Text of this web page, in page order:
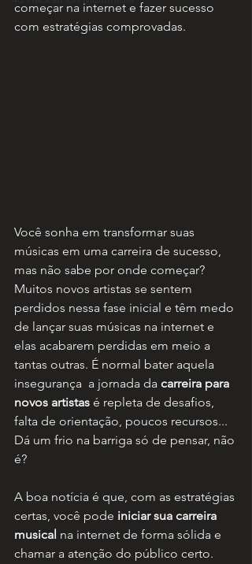
começar na internet e fazer sucesso
com estratégias comprovadas.
Você sonha em transformar suas
músicas em uma carreira de sucesso,
mas não sabe por onde começar?
Muitos novos artistas se sentem
perdidos nessa fase inicial e têm medo
de lançar suas músicas na internet e
elas acabarem perdidas em meio a
tantas outras. É normal bater aquela
insegurança  a jornada da carreira para
novos artistas é repleta de desafios,
falta de orientação, poucos recursos...
Dá um frio na barriga só de pensar, não
é?
A boa notícia é que, com as estratégias
certas, você pode iniciar sua carreira
musical na internet de forma sólida e
chamar a atenção do público certo.